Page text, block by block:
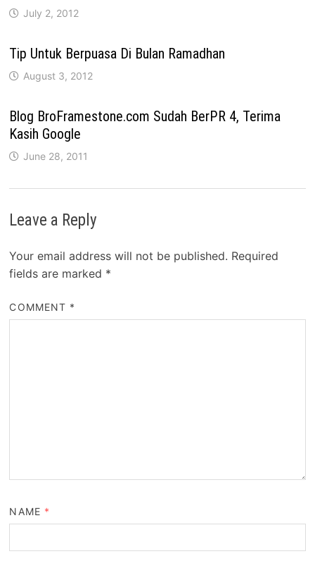
July 2, 2012
Tip Untuk Berpuasa Di Bulan Ramadhan
August 3, 2012
Blog BroFramestone.com Sudah BerPR 4, Terima
Kasih Google
June 28, 2011
Leave a Reply
Your email address will not be published. Required
fields are marked *
COMMENT *
NAME *